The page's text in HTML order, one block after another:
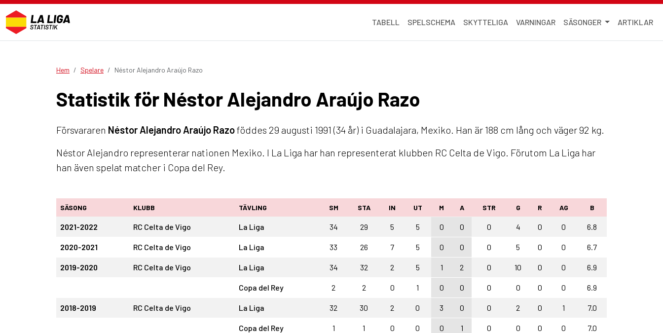
TABELL SPELSCHEMA SKYTTELIGA VARNINGAR SÄSONGER ARTIKLAR
Hem Spelare Néstor Alejandro Araújo Razo
Statistik för Néstor Alejandro Araújo Razo
Försvararen Néstor Alejandro Araújo Razoföddes 29 augusti 1991 (34 år) i Guadalajara, Mexiko. Han är 188 cm lång och väger 92 kg.
Néstor Alejandro representerar nationen Mexiko. I La Liga har han representerat klubben RC Celta de Vigo. Förutom La Liga har
han även spelat matcher i Copa del Rey.
SÄSONG KLUBB TÄVLING SM STA IN UT M A STR G R AG B
2021-2022 RC Celta de Vigo La Liga 34 29 5 5 0 0 0 4 0 0 6.8
2020-2021 RC Celta de Vigo La Liga 33 26 7 5 0 0 0 5 0 0 6.7
2019-2020 RC Celta de Vigo La Liga 34 32 2 5 1 2 0 10 0 0 6.9
Copa del Rey 2 2 0 1 0 0 0 0 0 0 6.9
2018-2019 RC Celta de Vigo La Liga 32 30 2 0 3 0 0 2 0 1 7.0
Copa del Rey 1 1 0 0 0 1 0 0 0 0 7.0